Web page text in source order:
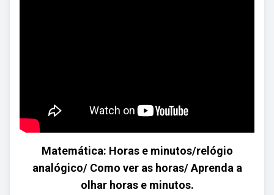
Matemática: Horas e minutos/relógio
analógico/ Como ver as horas/ Aprenda a
olhar horas e minutos.